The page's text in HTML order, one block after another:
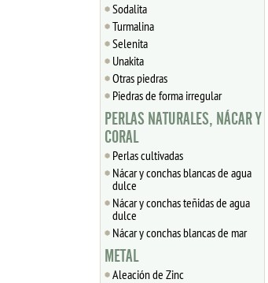
Sodalita
Turmalina
Selenita
Unakita
Otras piedras
Piedras de forma irregular
PERLAS NATURALES, NÁCAR Y
CORAL
Perlas cultivadas
Nácar y conchas blancas de agua
dulce
Nácar y conchas teñidas de agua
dulce
Nácar y conchas blancas de mar
METAL
Aleación de Zinc